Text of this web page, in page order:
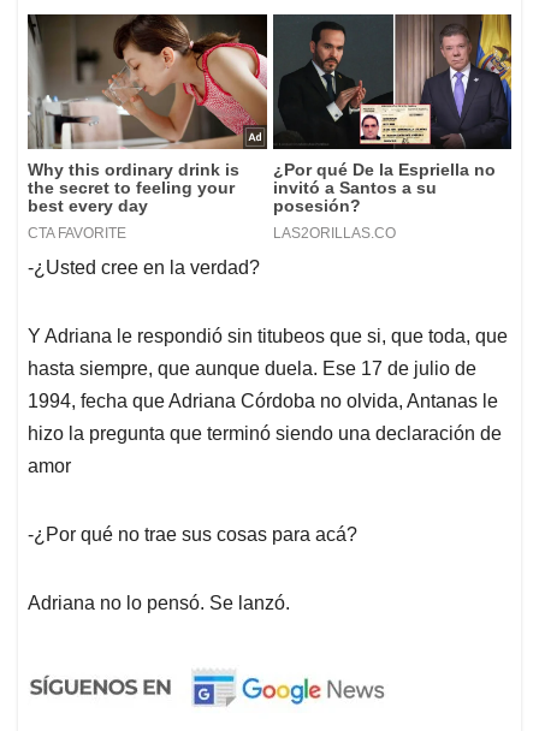
-¿Usted cree en la verdad?
Y Adriana le respondió sin titubeos que si, que toda, que
hasta siempre, que aunque duela. Ese 17 de julio de
1994, fecha que Adriana Córdoba no olvida, Antanas le
hizo la pregunta que terminó siendo una declaración de
amor
-¿Por qué no trae sus cosas para acá?
Adriana no lo pensó. Se lanzó.